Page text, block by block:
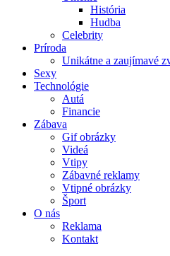
História
Hudba
Celebrity
Príroda
Unikátne a zaujímavé
Sexy
Technológie
Autá
Financie
Zábava
Gif obrázky
Videá
Vtipy
Zábavné reklamy
Vtipné obrázky
Šport
O nás
Reklama
Kontakt